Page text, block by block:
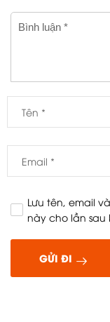
Lưu tên, email
này cho lần sau
GỬI ĐI